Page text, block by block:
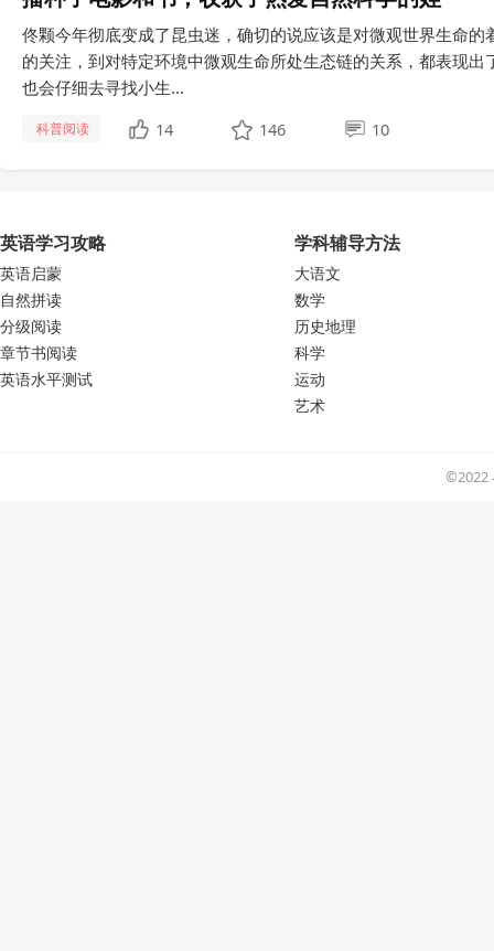
佟颗今年彻底变成了昆虫迷，确切的说应该是对微观世界生命
的关注，到对特定环境中微观生命所处生态链的关系，都表现
也会仔细去寻找小生...
科普阅读 14 146 10
英语学习攻略
英语启蒙
自然拼读
分级阅读
章节书阅读
英语水平测试
学科辅导方法
大语文
数学
历史地理
科学
运动
艺术
©2022